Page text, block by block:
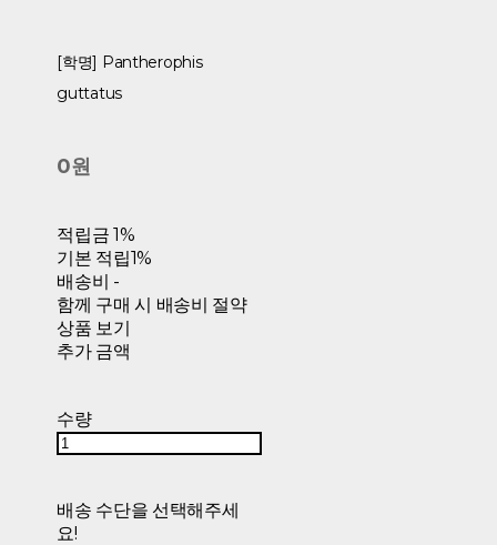
[학명] Pantherophis
guttatus
0원
적립금 1%
기본 적립1%
배송비 -
함께 구매 시 배송비 절약
상품 보기
추가 금액
수량
배송 수단을 선택해주세
요!